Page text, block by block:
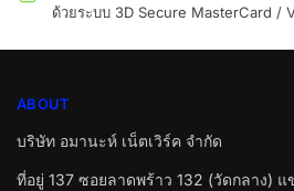
ด้วยระบบ 3D Secure MasterCard /
ABOUT
บริษัท อมานะห์ เน็ตเวิร์ค จำกัด
ที่อยู่ 137 ซอยลาดพร้าว 132 (วัดกลาง) แ